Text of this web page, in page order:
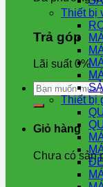
Trả góp
Lãi suất 0%
Tìm
kiếm:
Giỏ hàng
Chưa có sản
Thiết bị
Thiết bị